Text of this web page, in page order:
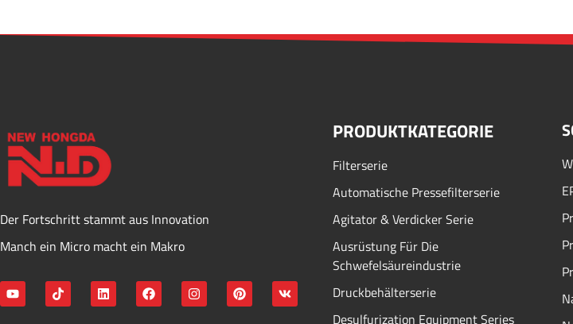
Der Fortschritt stammt aus Innovation
Manch ein Micro macht ein Makro
PRODUKTKATEGORIE
Filterserie
Automatische Pressefilterserie
Agitator & Verdicker Serie
Ausrüstung Für Die
Schwefelsäureindustrie
Druckbehälterserie
Desulfurization Equipment Series